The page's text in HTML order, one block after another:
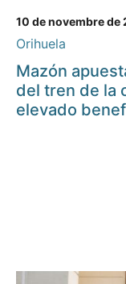
10 de novembre de
Orihuela
Mazón
del tren de la
elevado